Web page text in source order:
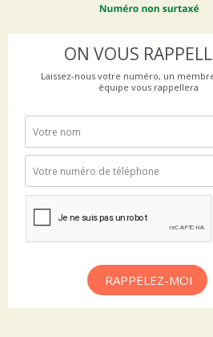
ON VOUS
Laissez-nous votre numéro, un
équipe vous rappellera
RAPPELEZ-MOI